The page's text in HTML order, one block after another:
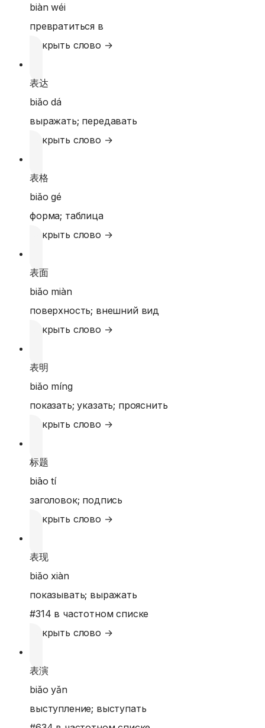
biàn wéi
превратиться в
Открыть слово →
表达
biǎo dá
выражать; передавать
Открыть слово →
表格
biǎo gé
форма; таблица
Открыть слово →
表面
biǎo miàn
поверхность; внешний вид
Открыть слово →
表明
biǎo míng
показать; указать; прояснить
Открыть слово →
标题
biāo tí
заголовок; подпись
Открыть слово →
表现
biǎo xiàn
показывать; выражать
#314 в частотном списке
Открыть слово →
表演
biǎo yǎn
выступление; выступать